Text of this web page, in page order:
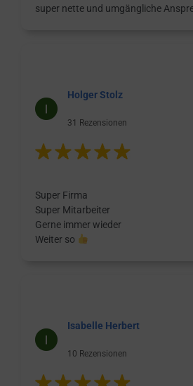
super nette und umgängliche
Holger Stolz
31 Rezensionen
Super Firma
Super Mitarbeiter
Gerne immer wieder
Weiter so
Isabelle Herbert
10 Rezensionen